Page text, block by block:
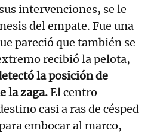
intervenciones, se le
del empate. Fue una
pareció que también se
recibió la pelota,
la posición de
la zaga.El centro
casi a ras de césped
embocar al marco,